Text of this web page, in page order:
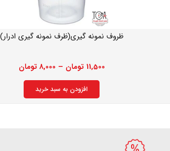
ظروف نمونه گیری(ظرف نمونه گیری ادرار)
11,500 تومان –
8,000 تومان
افزودن به سبد خرید